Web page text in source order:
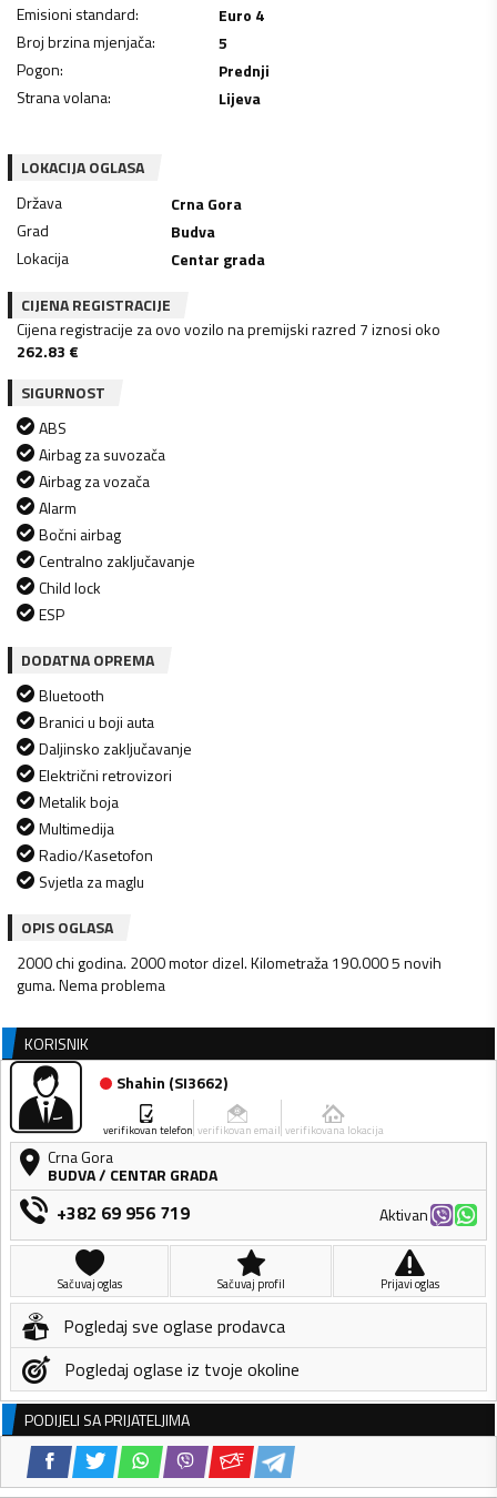
Emisioni standard:
Euro 4
Broj brzina mjenjača:
5
Pogon:
Prednji
Strana volana: Lijeva
LOKACIJA OGLASA
Država
Crna Gora
Grad
Budva
Lokacija
Centar grada
CIJENA REGISTRACIJE
Cijena registracije za ovo vozilo na premijski razred 7 iznosi oko
262.83 €
SIGURNOST
ABS
Airbag za suvozača
Airbag za vozača
Alarm
Bočni airbag
Centralno zaključavanje
Child lock
ESP
DODATNA OPREMA
Bluetooth
Branici u boji auta
Daljinsko zaključavanje
Električni retrovizori
Metalik boja
Multimedija
Radio/Kasetofon
Svjetla za maglu
OPIS OGLASA
2000 chi godina. 2000 motor dizel. Kilometraža 190.000 5 novih
guma. Nema problema
KORISNIK
Shahin (SI3662)
verifikovan telefon verifikovan email verifikovana lokacija
Crna Gora
BUDVA/ CENTAR GRADA
+382 69 956 719 Aktivan
Sačuvaj oglas Sačuvaj profil Prijavi oglas
Pogledaj sve oglase prodavca
Pogledaj oglase iz tvoje okoline
PODIJELI SA PRIJATELJIMA